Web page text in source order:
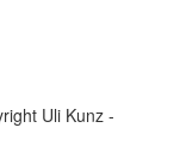
Uli Kunz -